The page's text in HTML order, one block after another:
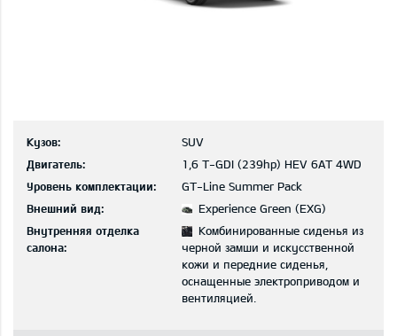
Кузов:
SUV
Двигатель:
1,6 T-GDI (239hp) HEV 6AT 4WD
Уровень комплектации:
GT-Line Summer Pack
Внешний вид:
Experience Green (EXG)
Внутренняя отделка
салона:
Комбинированные сиденья из
черной замши и искусственной
кожи и передние сиденья,
оснащенные электроприводом и
вентиляцией.